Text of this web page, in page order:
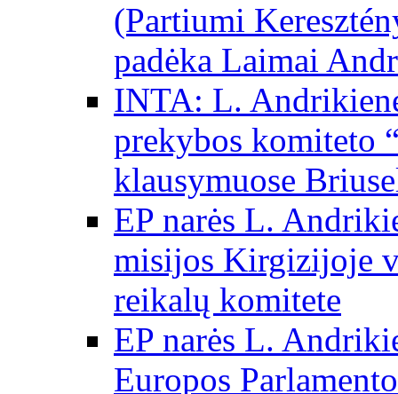
(Partiumi
padėka Laimai
INTA: L.
prekybos komiteto
klausymuose
EP narės L.
misijos Kirgizijoje
reikalų komitete
EP narės L.
Europos